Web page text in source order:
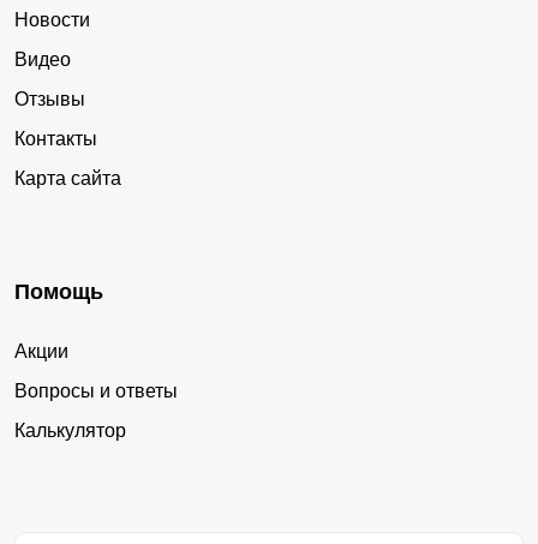
Новости
Видео
Отзывы
Контакты
Карта сайта
Помощь
Акции
Вопросы и ответы
Калькулятор